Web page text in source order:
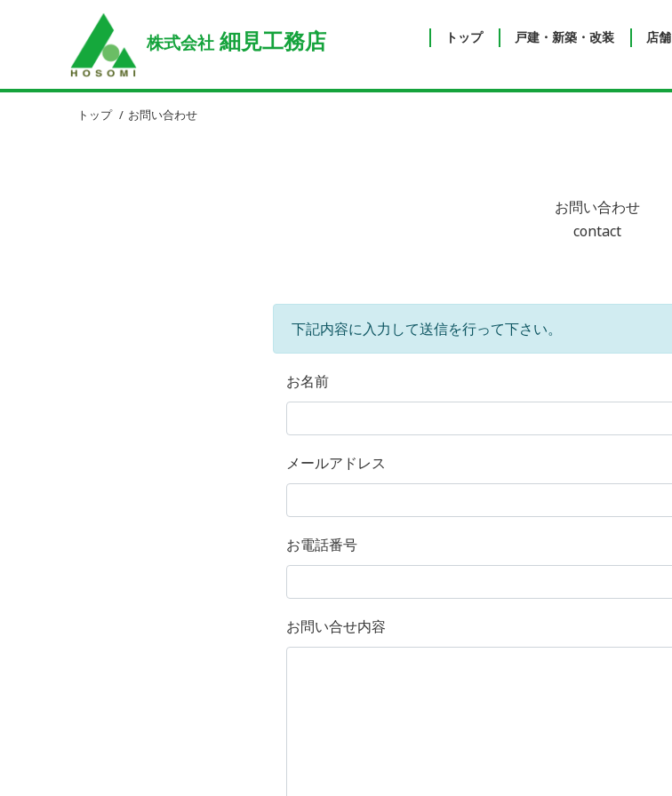
株式会社細見工務店 トップ 戸建・新築・改装 店舗
トップ お問い合わせ
お問い合わせ
contact
下記内容に入力して送信を行って下さい。
お名前
メールアドレス
お電話番号
お問い合せ内容